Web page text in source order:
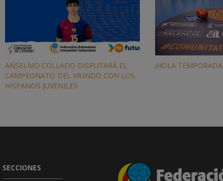
ANSELMO COLLADO DISPUTARÁ EL
CAMPEONATO DEL MUNDO CON LOS
HISPANOS JUVENILES
¡HOLA
SECCIONES